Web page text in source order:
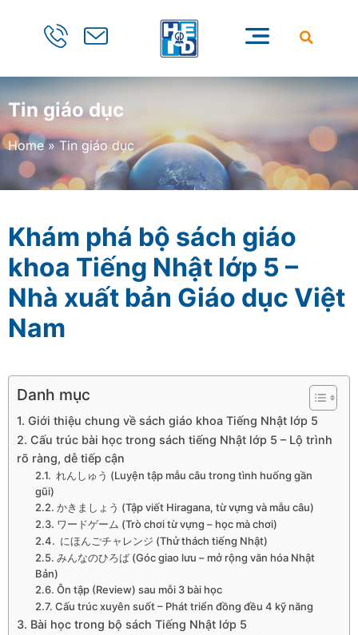
Tin giáo dục
Home»Tin giáo dục
Khám phá bộ sách giáo
khoa Tiếng Nhật lớp 5 –
Nhà xuất bản Giáo dục Việt
Nam
Danh mục
1. Giới thiệu chung về sách giáo khoa Tiếng Nhật lớp 5
2. Cấu trúc bài học trong sách tiếng Nhật lớp 5 – Lộ trình
rõ ràng, dễ tiếp cận
2.1. れんしゅう (Luyện tập mẫu câu trong tình huống gần
gũi)
2.2. かきましょう (Tập viết Hiragana, từ vựng và mẫu câu)
2.3. ワードゲーム (Trò chơi từ vựng – học mà chơi)
2.4. にほんごチャレンジ (Thử thách tiếng Nhật)
2.5. みんなのひろば (Góc giao lưu – mở rộng văn hóa Nhật
Bản)
2.6. Ôn tập (Review) sau mỗi 3 bài học
2.7. Cấu trúc xuyên suốt – Phát triển đồng đều 4 kỹ năng
3. Bài học trong bộ sách Tiếng Nhật lớp 5